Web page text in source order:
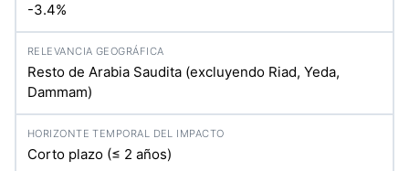
-3.4%
Resto de Arabia Saudita (excluyendo Riad, Yeda,
Dammam)
Corto plazo (≤ 2 años)